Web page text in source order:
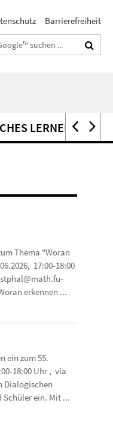
Barrierefreiheit
LERNEN
Thema "Woran
17:00-18:00
erkennen ...
ein zum 55.
18:00 Uhr , via
Dialogischen
Schüler ein. Mit ...